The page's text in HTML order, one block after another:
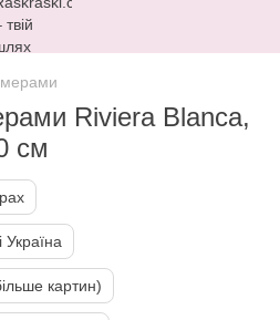
Riviera Blanca,
см
Україна
картин)